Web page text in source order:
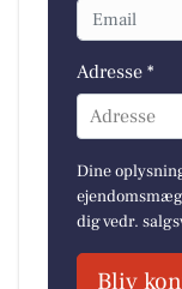
Adresse *
Adresse
Dine
dig vedr.
Bliv